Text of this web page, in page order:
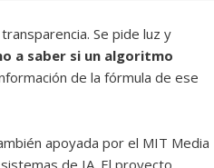
Se pide luz y
a saber si un algoritmo
de la fórmula de ese
apoyada por el MIT Media
de IA. El proyecto